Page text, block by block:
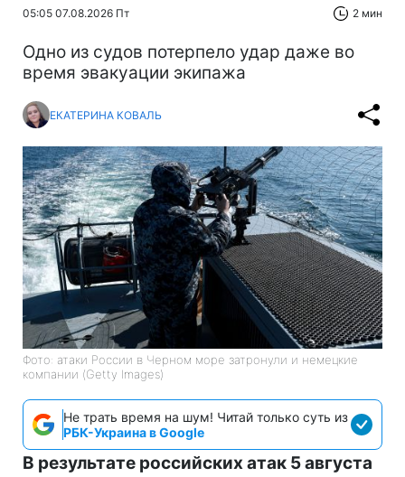
05:05 07.08.2026 Пт 2 мин
Одно из судов потерпело удар даже во
время эвакуации экипажа
ЕКАТЕРИНА КОВАЛЬ
Фото: атаки России в Черном море затронули и немецкие
компании (Getty Images)
Не трать время на шум! Читай только суть из
РБК-Украина в Google
В результате российских атак 5 августа